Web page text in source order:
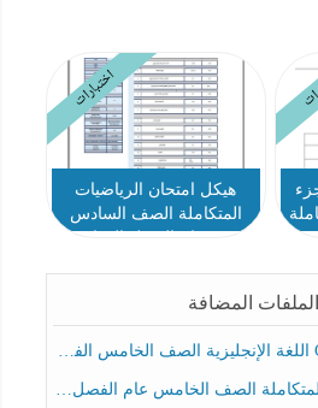
اختبارات
هيكل امتحان الرياضيات
المتكاملة الصف السادس
المضافة
الخامس عام الفصل الدراسي الثالث 2025-2026